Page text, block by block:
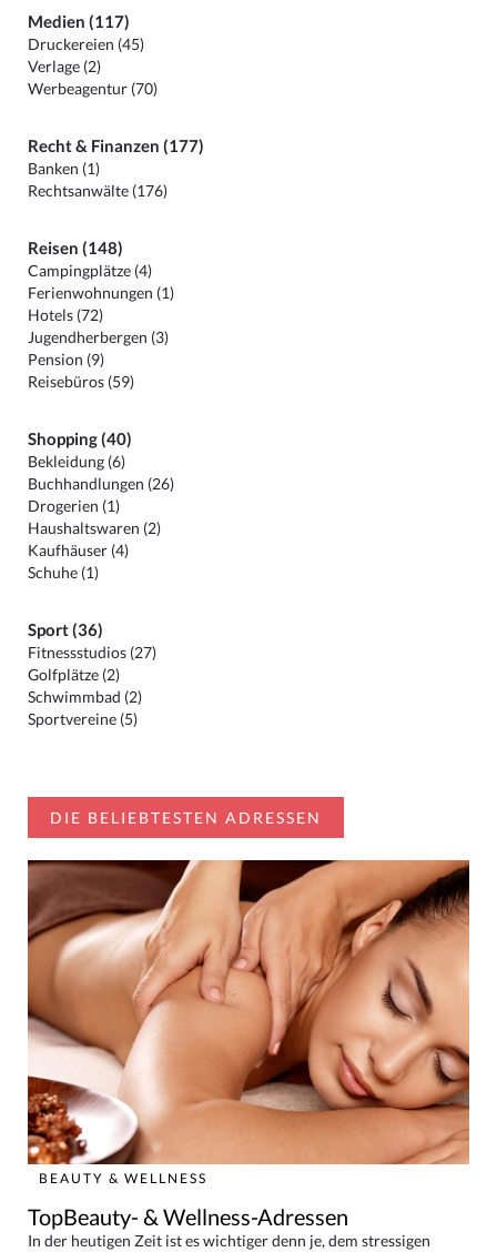
Medien (117)
Druckereien (45)
Verlage (2)
Werbeagentur (70)
Recht & Finanzen (177)
Banken (1)
Rechtsanwälte (176)
Reisen (148)
Campingplätze (4)
Ferienwohnungen (1)
Hotels (72)
Jugendherbergen (3)
Pension (9)
Reisebüros (59)
Shopping (40)
Bekleidung (6)
Buchhandlungen (26)
Drogerien (1)
Haushaltswaren (2)
Kaufhäuser (4)
Schuhe (1)
Sport (36)
Fitnessstudios (27)
Golfplätze (2)
Schwimmbad (2)
Sportvereine (5)
DIE BELIEBTESTEN ADRESSEN
BEAUTY & WELLNESS
TopBeauty- & Wellness-Adressen
In der heutigen Zeit ist es wichtiger denn je, dem stressigen